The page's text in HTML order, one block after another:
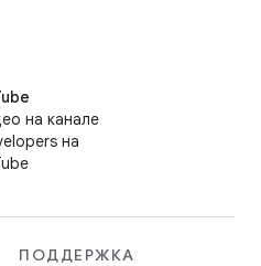
на канале
на
ПОДДЕРЖКА